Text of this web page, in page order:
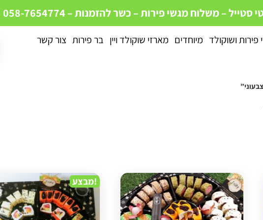
סטייל – משלוח מגשי פירות – כשרלהזמנות – 058-7654774
פירות ושוקולד מיוחדים מארזי שוקולד ויין בר פירות צור קשר
מבצע!